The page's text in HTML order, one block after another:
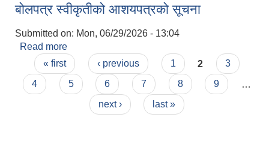
सम्बन्धी सूचना
बोलपत्र स्वीकृतीको आशयपत्रको सूचना
Submitted on: Mon, 06/29/2026 - 13:04
Read more
Pages
« first ‹ previous 1 2
3
4
5 6 7 8 9
next ›
last »